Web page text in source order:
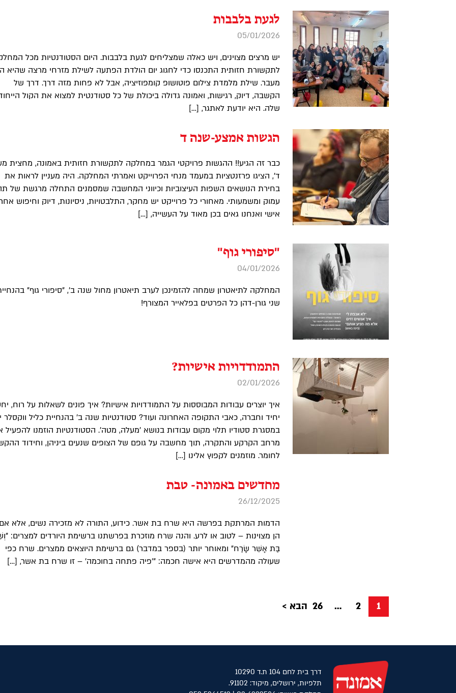
לגעת בלבבות
05/01/2026
יש מרצים מצוינים, ויש כאלה שמצליחים לגעת בלבבות. היום הסטודנטיות מכל
לתקשורת חזותית התכנסו כדי לחגוג יום הולדת הפתעה לשילת מזרחי מרצה שהיא
מעבר. שילת מלמדת צילום פוטושופ קומפוזיציה, אבל לא פחות מזה דרך. דרך של
הקשבה, דיוק, רגישות, ואמונה גדולה ביכולת של כל סטודנטית למצוא את הקול
שלה. היא יודעת לאתגר, […]
הגשות אמצע-שנה ד
כבר זה הגיע!! ההגשות פרויקטי הגמר במחלקה לתקשורת חזותית באמונה, מחצית
ד', הציגו פרזנטציות במעמד מנחי הפרוייקט ואמרתי המחלקה. היה מעניין לראות את
בחירת הנושאים השפות העיצוביות וכיווני המחשבה שמסמנים התחלה מרגשת של
עמוק ומשמעותי. מאחורי כל פרוייקט יש מחקר, התלבטויות, ניסיונות, דיוק וחיפוש
אישי ואנחנו גאים בכן מאוד על העשייה, […]
"סיפורי גוף"
04/01/2026
המחלקה לתיאטרון שמחה להזמינכן לערב תיאטרון מחול שנה ב', "סיפורי גוף"
שני גורן-דהן כל הפרטים בפלאייר המצורף!
התמודדויות אישיות?
02/01/2026
איך יוצרים עבודות המבוססות על התמודדויות אישיות? איך פונים לשאלות על רוח,
יחיד וחברה, כאבי התקופה האחרונה ועוד? סטודנטיות שנה ב' בהנחיית כליל ווקסלר
במסגרת סטודיו תלוי מקום עבודות בנושא 'מעלה, מטה'. הסטודנטיות הוזמנו להפעיל
מרחב הקרקע והתקרה, תוך מחשבה על גופם של הצופים שנעים ביניהן, וחידוד
לחומר. מוזמנים לקפוץ אלינו […]
מחדשים באמונה- טבת
26/12/2025
הדמות המרתקת בפרשה היא שרח בת אשר. כידוע, התורה לא מזכירה נשים, אלא אם
הן מצוינות – לטוב או לרע. והנה שרח מוזכרת בפרשתנו ברשימת היורדים למצרים:
בַּת אָשֵׁר שָׂרַח" ומאוחר יותר (בספר במדבר) גם ברשימת היוצאים ממצרים. שרח כפי
שעולה מהמדרשים היא אישה חכמה: "'פיה פתחה בחוכמה' – זו שרח בת אשר, […]
Posts
1
2
…
26 הבא
דרך בית לחם 104 ת.ד 10290
תלפיות, ירושלים, מיקוד: 91102.